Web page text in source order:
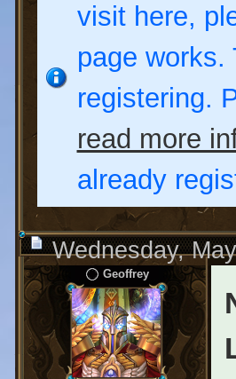
visit here,
page works.
registering.
read more
already
Wednesday,
Geoffrey